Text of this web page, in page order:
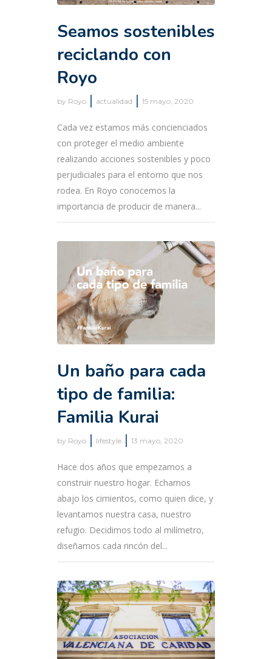
Seamos sostenibles
reciclando con
Royo
by Royo actualidad 15 mayo, 2020
Cada vez estamos más concienciados
con proteger el medio ambiente
realizando acciones sostenibles y poco
perjudiciales para el entorno que nos
rodea. En Royo conocemos la
importancia de producir de manera...
Un baño para cada
tipo de familia:
Familia Kurai
by Royo lifestyle 13 mayo, 2020
Hace dos años que empezamos a
construir nuestro hogar. Echamos
abajo los cimientos, como quien dice, y
levantamos nuestra casa, nuestro
refugio. Decidimos todo al milímetro,
diseñamos cada rincón del...